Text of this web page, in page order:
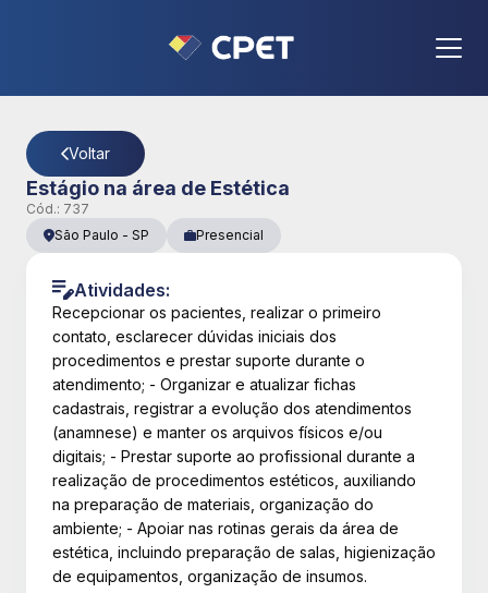
Voltar
Estágio na área de Estética
Cód.: 737
São Paulo - SP Presencial
Atividades:
Recepcionar os pacientes, realizar o primeiro
contato, esclarecer dúvidas iniciais dos
procedimentos e prestar suporte durante o
atendimento; - Organizar e atualizar fichas
cadastrais, registrar a evolução dos atendimentos
(anamnese) e manter os arquivos físicos e/ou
digitais; - Prestar suporte ao profissional durante a
realização de procedimentos estéticos, auxiliando
na preparação de materiais, organização do
ambiente; - Apoiar nas rotinas gerais da área de
estética, incluindo preparação de salas, higienização
de equipamentos, organização de insumos.